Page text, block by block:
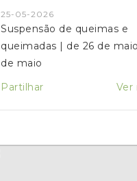
25-05-2026
Suspensão de queimas e
queimadas | de 26 de
de maio
Partilhar
Ver